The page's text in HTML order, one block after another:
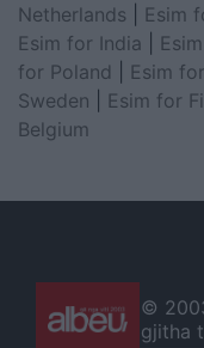
Netherlands
Esim
Esim for India
for Poland
Esim
Sweden
Esim for
Belgium
©
gjitha